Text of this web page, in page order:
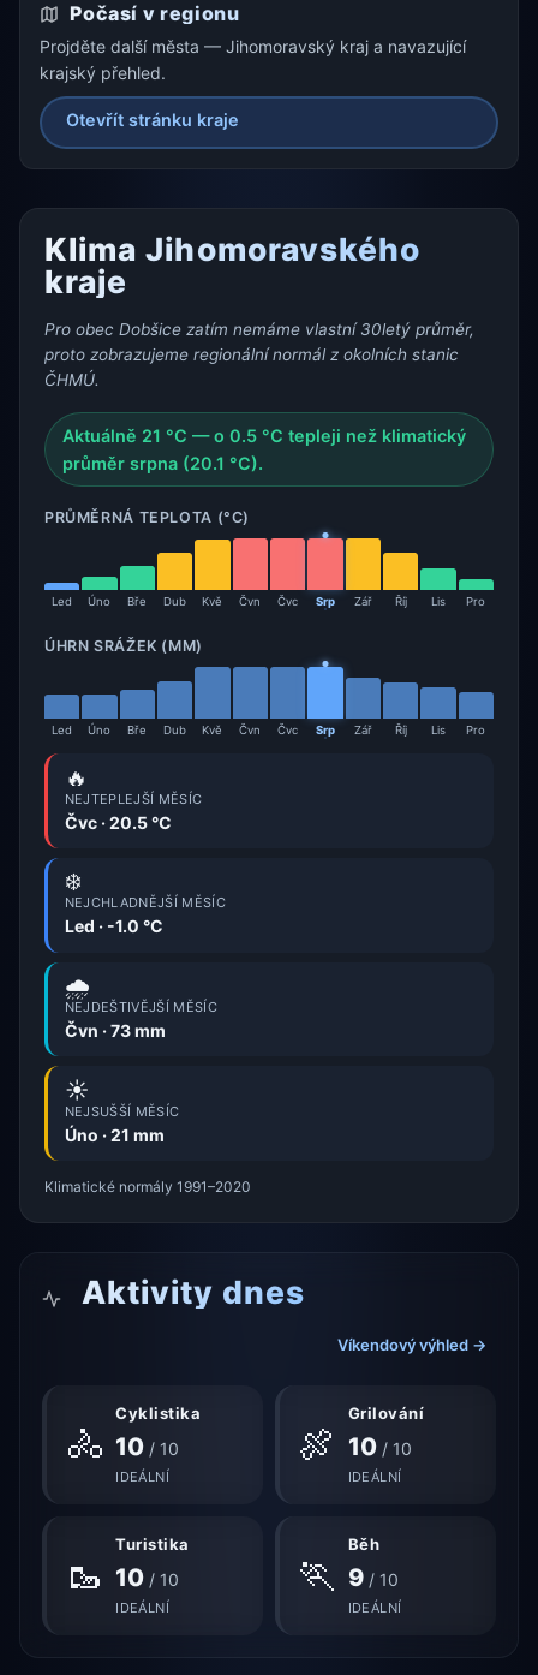
Počasí v regionu
Projděte další města — Jihomoravský kraj a navazující
krajský přehled.
Otevřít stránku kraje
Klima Jihomoravského
kraje
Pro obec Dobšice zatím nemáme vlastní 30letý průměr,
proto zobrazujeme regionální normál z okolních stanic
ČHMÚ.
Aktuálně 21 °C — o 0.5 °C tepleji než klimatický
průměr srpna (20.1 °C).
PRŮMĚRNÁ TEPLOTA (°C)
Led Úno Bře Dub Kvě Čvn Čvc Srp Zář Říj Lis Pro
ÚHRN SRÁŽEK (MM)
Led Úno Bře Dub Kvě Čvn Čvc Srp Zář Říj Lis Pro
🔥
NEJTEPLEJŠÍ MĚSÍC
Čvc · 20.5 °C
❄️
NEJCHLADNĚJŠÍ MĚSÍC
Led · -1.0 °C
🌧️
NEJDEŠTIVĚJŠÍ MĚSÍC
Čvn · 73 mm
☀️
NEJSUŠŠÍ MĚSÍC
Úno · 21 mm
Klimatické normály 1991–2020
Aktivity dnes
Víkendový výhled →
🚴
Cyklistika
10 / 10
IDEÁLNÍ
🍖
Grilování
10/ 10
IDEÁLNÍ
🥾
Turistika
10 / 10
IDEÁLNÍ
🏃
Běh
9/ 10
IDEÁLNÍ